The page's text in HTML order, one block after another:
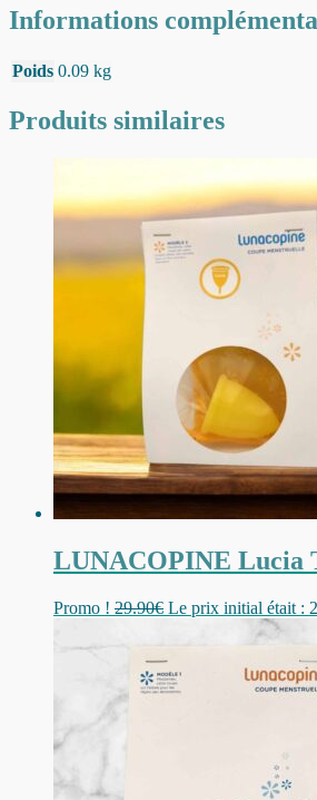
Informations
Poids 0.09 kg
Produits similaires
LUNACOPINE Lucia
Promo ! 29.90€ Le prix initial était :